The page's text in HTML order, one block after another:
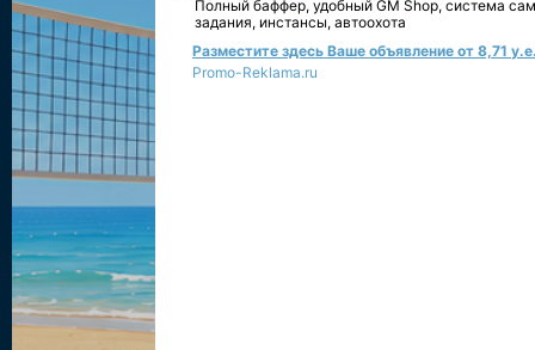
Полный баффер, удобный GM Shop, система
задания, инстансы, автоохота
Разместите здесь Ваше объявление от 8,71
Promo-Reklama.ru